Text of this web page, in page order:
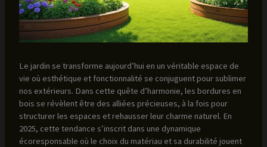
Le jardin se transforme aujourd’hui en un véritable espace de
vie où esthétique et fonctionnalité se conjuguent pour sublimer
nos extérieurs. Dans cette quête d’harmonie, les bordures en
bois se révèlent être des alliées précieuses, à la fois pour
structurer les espaces et rehausser leur charme naturel. En
2025, cette tendance s’inscrit dans une dynamique
écoresponsable où le choix du matériau et sa durabilité jouent